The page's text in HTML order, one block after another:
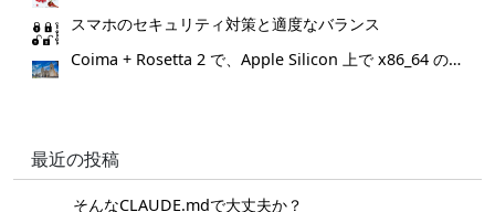
スマホのセキュリティ対策と適度なバランス
Coima + Rosetta 2 で、Apple Silicon 上で x86_64 の Docker イメージをビルドする (Docker desktop やめる)
最近の投稿
そんなCLAUDE.mdで大丈夫か？